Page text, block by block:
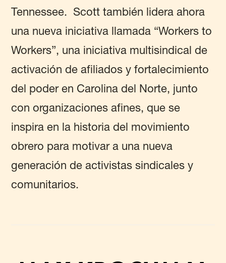
Tennessee. Scott también lidera ahora
una nueva iniciativa llamada “Workers to
Workers”, una iniciativa multisindical de
activación de afiliados y fortalecimiento
del poder en Carolina del Norte, junto
con organizaciones afines, que se
inspira en la historia del movimiento
obrero para motivar a una nueva
generación de activistas sindicales y
comunitarios.